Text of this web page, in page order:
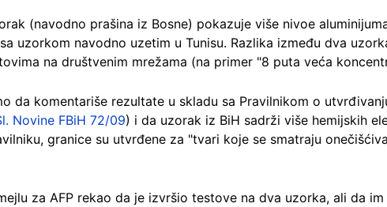
(navodno prašina iz Bosne) pokazuje više nivoe
uzorkom navodno uzetim u Tunisu. Razlika između dva
na društvenim mrežama (na primer "8 puta veća
da komentariše rezultate u skladu sa Pravilnikom o
Novine FBiH 72/09) i da uzorak iz BiH sadrži više hemijskih
granice su utvrđene za "tvari koje se smatraju
za AFP rekao da je izvršio testove na dva uzorka, ali da